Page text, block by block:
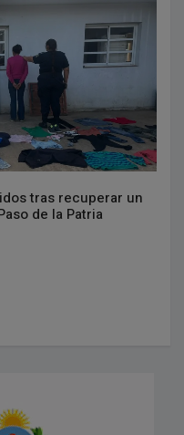
tras recuperar un
de la Patria